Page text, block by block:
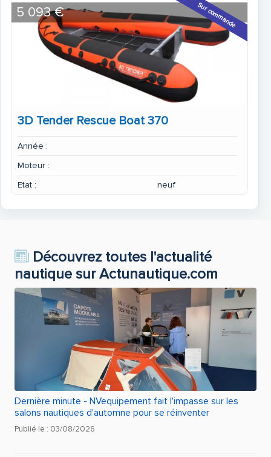
Sur commande
3D Tender Rescue Boat 370
Année :
Moteur :
Etat :
neuf
5 093 €
Découvrez toutes l'actualité
nautique sur Actunautique.com
Dernière minute - NVequipement fait l'impasse sur les
salons nautiques d'automne pour se réinventer
Publié le : 03/08/2026